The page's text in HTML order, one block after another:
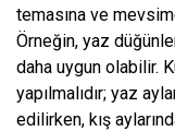
temasına ve
Örneğin, yaz
daha uygun olabilir.
yapılmalıdır; yaz
edilirken, kış